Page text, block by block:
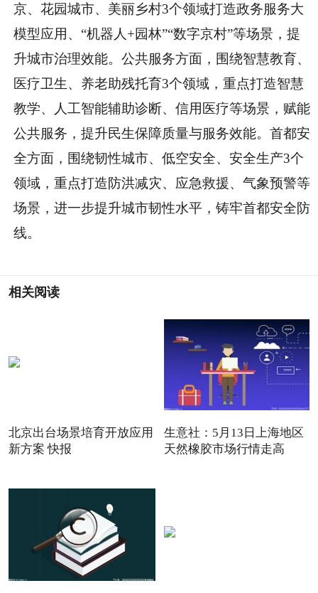
京、花园城市、美丽乡村3个领域打造政务服务大
模型应用、“机器人+园林”“数字京村”等场景，提
升城市治理效能。公共服务方面，围绕智慧教育、
医疗卫生、养老助残托育3个领域，重点打造智慧
教学、人工智能辅助诊断、信用医疗等场景，赋能
公共服务，提升民生保障质量与服务效能。首都安
全方面，围绕韧性城市、低空安全、安全生产3个
领域，重点打造防洪减灾、应急救援、气象预警等
场景，进一步提升城市韧性水平，铸牢首都安全防
线。
相关阅读
北京出台场景培育开放应用
新方案 快报
生意社：5月13日上海地区
天然橡胶市场行情走高